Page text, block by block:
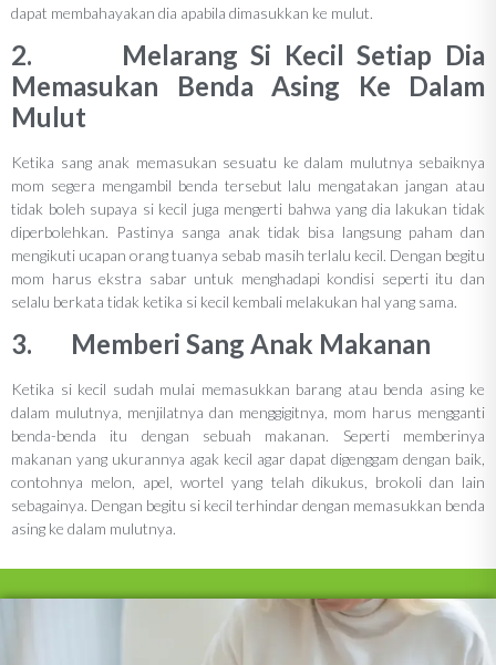
dapat membahayakan dia apabila dimasukkan ke mulut.
2. Melarang Si Kecil Setiap Dia
Memasukan Benda Asing Ke Dalam
Mulut
Ketika sang anak memasukan sesuatu ke dalam mulutnya sebaiknya
mom segera mengambil benda tersebut lalu mengatakan jangan atau
tidak boleh supaya si kecil juga mengerti bahwa yang dia lakukan tidak
diperbolehkan. Pastinya sanga anak tidak bisa langsung paham dan
mengikuti ucapan orang tuanya sebab masih terlalu kecil. Dengan begitu
mom harus ekstra sabar untuk menghadapi kondisi seperti itu dan
selalu berkata tidak ketika si kecil kembali melakukan hal yang sama.
3. Memberi Sang Anak Makanan
Ketika si kecil sudah mulai memasukkan barang atau benda asing ke
dalam mulutnya, menjilatnya dan menggigitnya, mom harus mengganti
benda-benda itu dengan sebuah makanan. Seperti memberinya
makanan yang ukurannya agak kecil agar dapat digenggam dengan baik,
contohnya melon, apel, wortel yang telah dikukus, brokoli dan lain
sebagainya. Dengan begitu si kecil terhindar dengan memasukkan benda
asing ke dalam mulutnya.